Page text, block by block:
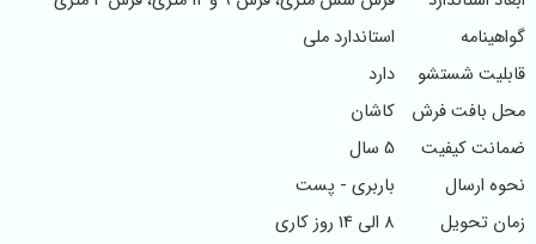
گواهینامه
استاندارد ملی
قابلیت شستشو
دارد
محل بافت فرش
کاشان
ضمانت کیفیت
5 سال
نحوه ارسال
باربری - پست
زمان تحویل
8 الی 14 روز کاری